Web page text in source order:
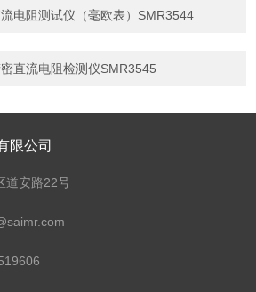
电阻测试仪（毫欧表）SMR3544
直流电阻检测仪SMR3545
限公司
道安路22号